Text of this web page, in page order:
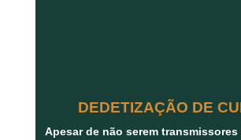
DEDETIZAÇÃO DE
Apesar de não serem